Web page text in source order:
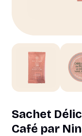
Sachet
Café par